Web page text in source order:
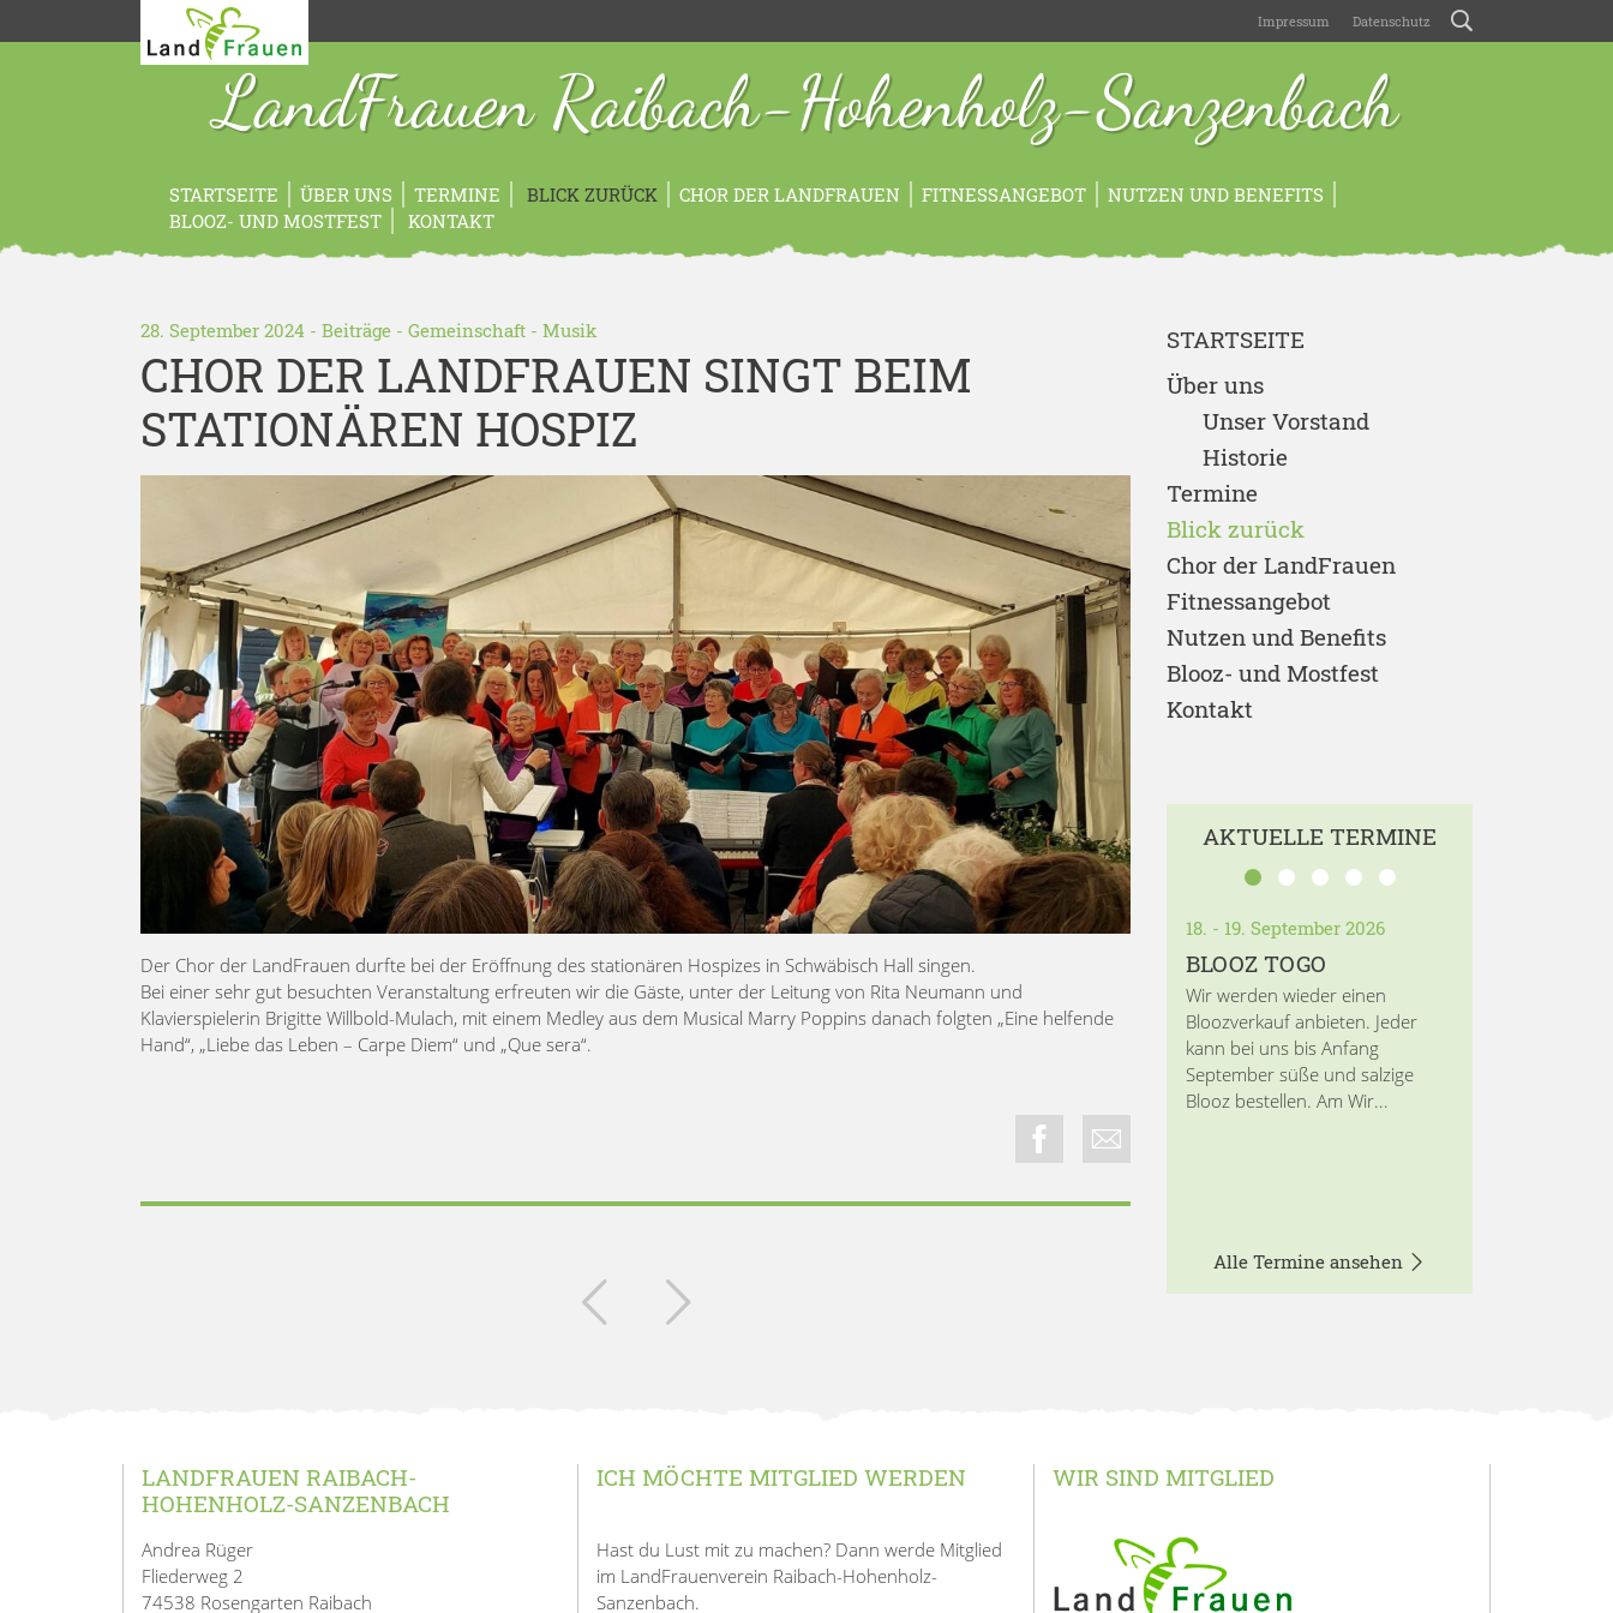
Impressum Datenschutz
LandFrauen Raibach-Hohenholz-Sanzenbach
STARTSEITE ÜBER UNS TERMINE BLICK ZURÜCK CHOR DER LANDFRAUEN FITNESSANGEBOT
NUTZEN UND BENEFITS
BLOOZ- UND MOSTFEST
KONTAKT
28. September 2024 - Beiträge - Gemeinschaft - Musik
CHOR DER LANDFRAUEN SINGT BEIM
STATIONÄREN HOSPIZ
Der Chor der LandFrauen durfte bei der Eröffnung des stationären Hospizes in Schwäbisch Hall singen.
Bei einer sehr gut besuchten Veranstaltung erfreuten wir die Gäste, unter der Leitung von Rita Neumann und
Klavierspielerin Brigitte Willbold-Mulach, mit einem Medley aus dem Musical Marry Poppins danach folgten „Eine helfende
Hand“, „Liebe das Leben – Carpe Diem“ und „Que sera“.
STARTSEITE
Über uns
Unser Vorstand
Historie
Termine
Blick zurück
Chor der LandFrauen
Fitnessangebot
Nutzen und Benefits
Blooz- und Mostfest
Kontakt
AKTUELLE TERMINE
18. - 19. September 2026
BLOOZ TOGO
Wir werden wieder einen
Bloozverkauf anbieten. Jeder
kann bei uns bis Anfang
September süße und salzige
Blooz bestellen. Am Wir...
Alle Termine ansehen
LANDFRAUEN RAIBACH-
HOHENHOLZ-SANZENBACH
Andrea Rüger
Fliederweg 2
74538 Rosengarten Raibach
ICH MÖCHTE MITGLIED WERDEN
Hast du Lust mit zu machen? Dann werde Mitglied
im LandFrauenverein Raibach-Hohenholz-
Sanzenbach.
WIR SIND MITGLIED